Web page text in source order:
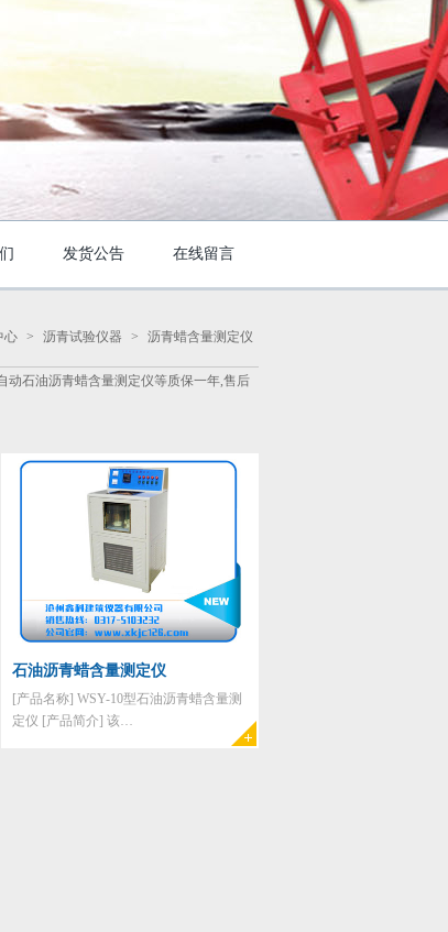
发货公告 在线留言
心 > 沥青试验仪器 > 沥青蜡含量测定仪
动石油沥青蜡含量测定仪等质保一年,售后
石油沥青蜡含量测定仪
[产品名称] WSY-10型石油沥青蜡含量测
定仪 [产品简介] 该…